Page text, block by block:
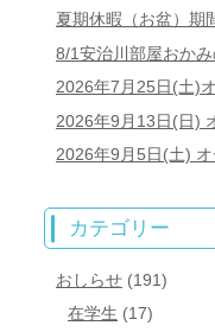
夏期休暇（お盆）期
8/1安治川部屋おかみ
2026年7月25日(土)
2026年9月13日(日)
2026年9月5日(土)
カテゴリー
おしらせ (191)
在学生 (17)